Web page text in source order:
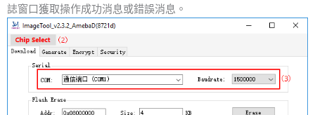
誌窗口獲取操作成功消息或錯誤消息。